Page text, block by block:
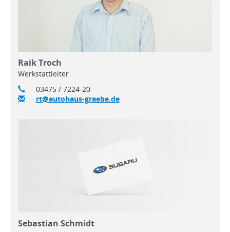
Raik Troch
Werkstattleiter
03475 / 7224-20
rt@autohaus-graebe.de
Sebastian Schmidt